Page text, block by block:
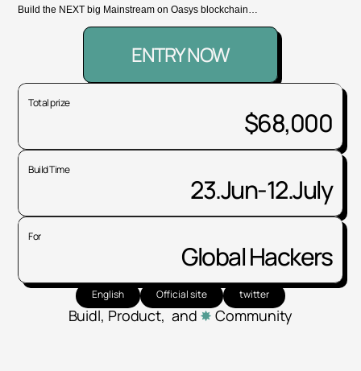
Build the NEXT big Mainstream on Oasys blockchain…
ENTRY NOW
Total prize
$68,000
Build Time
23.Jun-12.July
For
Global Hackers
English Official site twitter
Buidl, Product,  and ✸ Community